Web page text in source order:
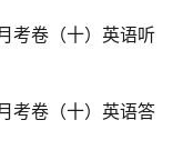
考卷（十）英语听
考卷（十）英语答